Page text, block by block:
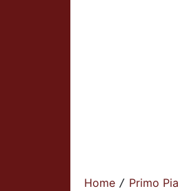
Home / Primo